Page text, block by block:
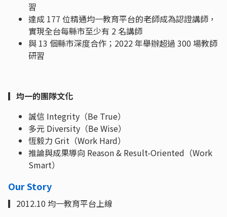
習
達成 177 位精通均一教育平台的老師成為認證講師，
實現全台每縣市至少有 2 名講師
與 13 個縣市深度合作；2022 年舉辦超過 300 場教師
研習
▎均一的團隊文化
誠信 Integrity（Be True）
多元 Diversity（Be Wise）
恆毅力 Grit（Work Hard）
推論與成果導向 Reason & Result-Oriented（Work
Smart）
Our Story
▎2012.10 均一教育平台上線